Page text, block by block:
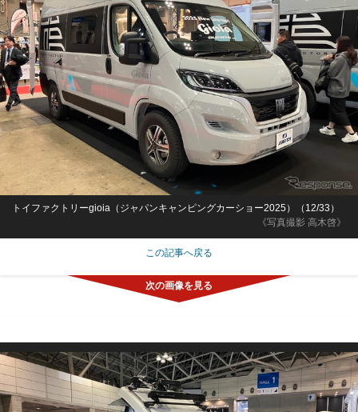
《写真撮影 高木啓》
トイファクトリーgioia（ジャパンキャンピングカーショー2025）（12/33）
この記事へ戻る